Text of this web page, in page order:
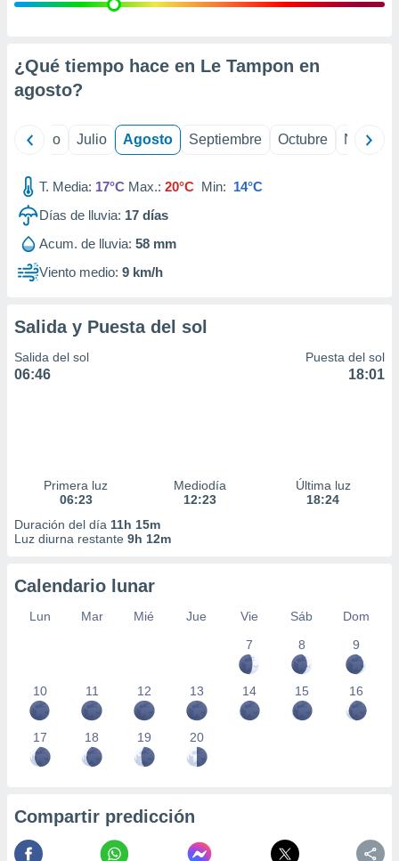
e
mediante
publicidad
de
1199
¿Qué tiempo hace en Le Tampon en
agosto?
Junio Julio Agosto Septiembre Octubre
T. Media: 17°C Max.: 20°C Min: 14°C
Días de lluvia: 17 días
Acum. de lluvia: 58 mm
Viento medio: 9 km/h
Salida y Puesta del sol
Salida del sol
06:46
Puesta del sol
18:01
Primera luz
06:23
Mediodía
12:23
Última luz
18:24
Duración del día 11h 15m
Luz diurna restante 9h 12m
Calendario lunar
Lun Mar Mié Jue Vie Sáb
Dom
7
8 9
10 11 12 13 14 15 16
17 18 19 20
Compartir predicción